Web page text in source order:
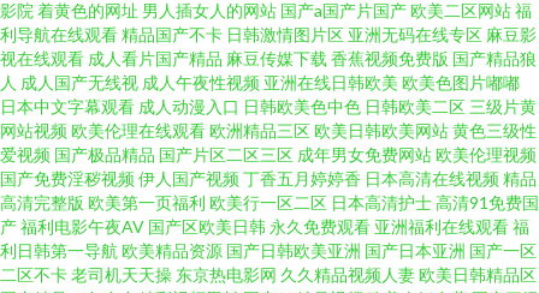
影院 着黄色的网址 男人插女人的网站 国产a国产片国产欧美二区网站福
利导航在线观看精品国产不卡 日韩激情图片区 亚洲无码在线专区 麻豆影
视在线观看 成人看片国产精品 麻豆传媒下载 香蕉视频免费版 国产精品狼
人 成人国产无线视 成人午夜性视频 亚洲在线日韩欧美 欧美色图片嘟嘟
日本中文字幕观看 成人动漫入口 日韩欧美色中色 日韩欧美二区 三级片黄
网站视频欧美伦理在线观看欧洲精品三区欧美日韩欧美网站黄色三级性
爱视频 国产极品精品 国产片区二区三区 成年男女免费网站欧美伦理视频
国产免费淫秽视频伊人国产视频丁香五月婷婷香 日本高清在线视频精品
高清完整版 欧美第一页福利 欧美行一区二区 日本高清护士高清91免费国
产福利电影午夜AV 国产区欧美日韩 永久免费观看 亚洲福利在线观看福
利日韩第一导航 欧美精品资源 国产日韩欧美亚洲 国产日本亚洲 国产一区
二区不卡老司机天天操 东京热电影网 久久精品视频人妻欧美日韩精品区